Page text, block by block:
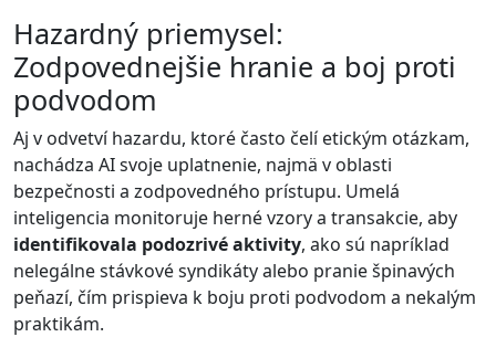
Hazardný priemysel:
Zodpovednejšie hranie a boj proti
podvodom
Aj v odvetví hazardu, ktoré často čelí etickým otázkam,
nachádza AI svoje uplatnenie, najmä v oblasti
bezpečnosti a zodpovedného prístupu. Umelá
inteligencia monitoruje herné vzory a transakcie, aby
identifikovala podozrivé aktivity, ako sú napríklad
nelegálne stávkové syndikáty alebo pranie špinavých
peňazí, čím prispieva k boju proti podvodom a nekalým
praktikám.